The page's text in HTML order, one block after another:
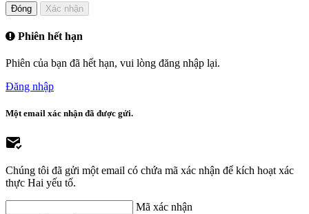
Đóng Xác nhận
Phiên hết hạn
Phiên của bạn đã hết hạn, vui lòng đăng nhập lại.
Đăng nhập
Một email xác nhận đã được gửi.
Chúng tôi đã gửi một email có chứa mã xác nhận để kích hoạt xác
thực Hai yếu tố.
Mã xác nhận